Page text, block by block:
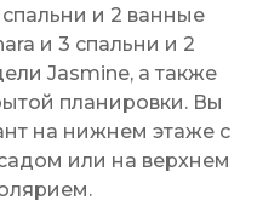
и 2 ванные
и 3 спальни и 2
Jasmine, а также
планировки. Вы
на нижнем этаже с
или на верхнем